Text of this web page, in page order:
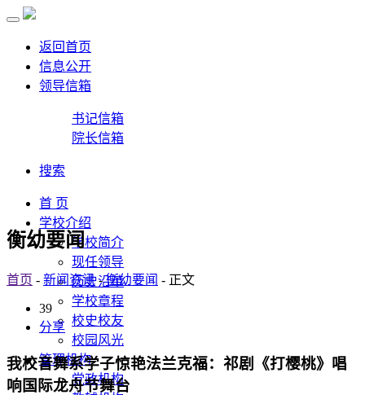
返回首页
信息公开
领导信箱
书记信箱
院长信箱
搜索
首 页
学校介绍
学校简介
现任领导
历史沿革
学校章程
校史校友
校园风光
管理机构
党政机构
衡幼要闻
首页 - 新闻资讯-衡幼要闻 - 正文
39
分享
我校音舞系学子惊艳法兰克福：祁剧《打樱桃》唱
响国际龙舟节舞台